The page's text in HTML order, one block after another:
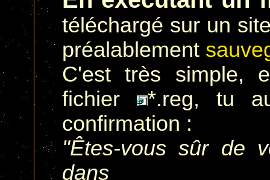
téléchargé sur un
préalablement
C'est très simple,
fichier
*.reg, tu
confirmation :
"Êtes-vous sûr de
dans